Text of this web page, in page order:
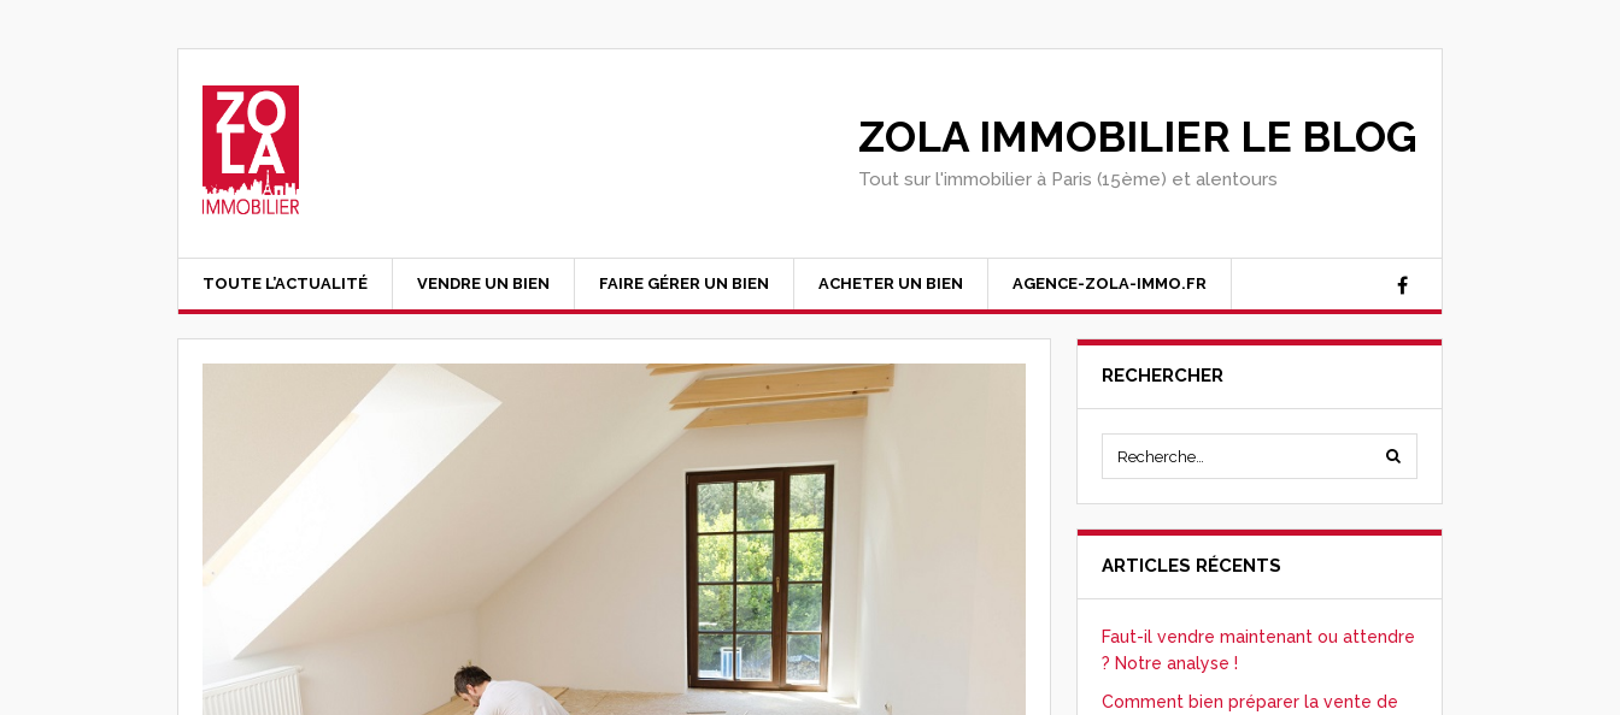
ZOLA IMMOBILIER LE BLOG
Tout sur l'immobilier à Paris (15ème) et alentours
TOUTE L’ACTUALITÉ VENDRE UN BIEN FAIRE GÉRER UN BIEN ACHETER UN BIEN AGENCE-ZOLA-IMMO.FR
RECHERCHER
ARTICLES RÉCENTS
Faut-il vendre maintenant ou attendre
? Notre analyse !
Comment bien préparer la vente de